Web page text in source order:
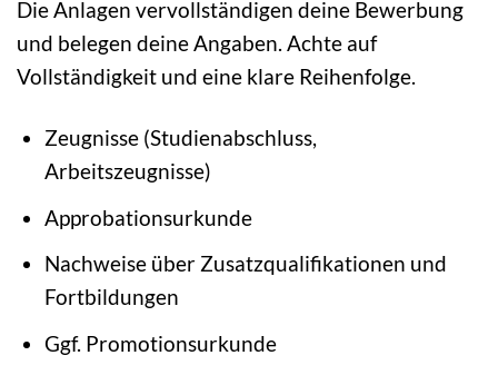
Die Anlagen vervollständigen deine Bewerbung
und belegen deine Angaben. Achte auf
Vollständigkeit und eine klare Reihenfolge.
Zeugnisse (Studienabschluss,
Arbeitszeugnisse)
Approbationsurkunde
Nachweise über Zusatzqualifikationen und
Fortbildungen
Ggf. Promotionsurkunde